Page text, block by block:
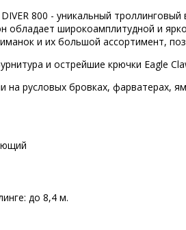
DIVER 800 - уникальный
обладает широкоамплитудной и
и их большой ассортимент,
и острейшие крючки Eagle
на русловых бровках, фарватерах,
до 8,4 м.